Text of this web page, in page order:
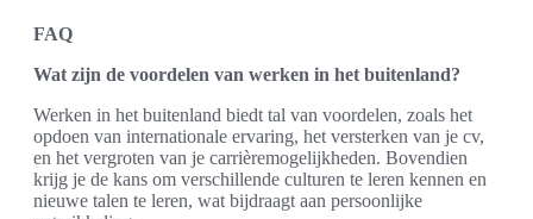
FAQ
Wat zijn de voordelen van werken in het buitenland?
Werken in het buitenland biedt tal van voordelen, zoals het
opdoen van internationale ervaring, het versterken van je cv,
en het vergroten van je carrièremogelijkheden. Bovendien
krijg je de kans om verschillende culturen te leren kennen en
nieuwe talen te leren, wat bijdraagt aan persoonlijke